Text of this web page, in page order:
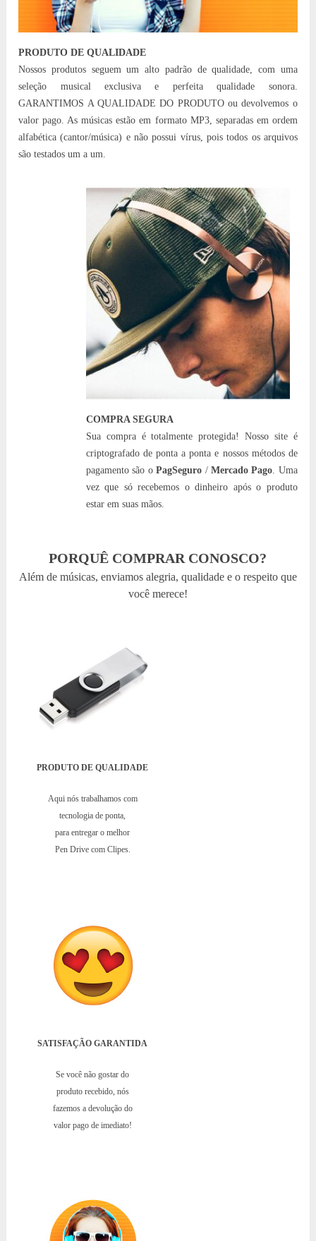
PRODUTO DE QUALIDADE
Nossos produtos seguem um alto padrão de qualidade, com uma
seleção musical exclusiva e perfeita qualidade sonora.
GARANTIMOS A QUALIDADE DO PRODUTO ou devolvemos o
valor pago. As músicas estão em formato MP3, separadas em ordem
alfabética (cantor/música) e não possui vírus, pois todos os arquivos
são testados um a um.
COMPRA SEGURA
Sua compra é totalmente protegida! Nosso site é
criptografado de ponta a ponta e nossos métodos de
pagamento são oPagSeguro /Mercado Pago . Uma
vez que só recebemos o dinheiro após o produto
estar em suas mãos.
PORQUÊ COMPRAR CONOSCO?
Além de músicas, enviamos alegria, qualidade e o respeito que
você merece!
PRODUTO DE QUALIDADE
Aqui nós trabalhamos com
tecnologia de ponta,
para entregar o melhor
Pen Drive com Clipes.
SATISFAÇÃO GARANTIDA
Se você não gostar do
produto recebido, nós
fazemos a devolução do
valor pago de imediato!